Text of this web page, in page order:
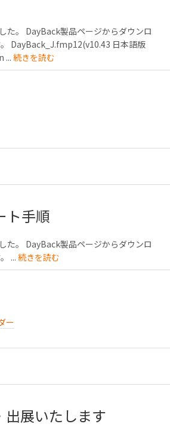
た。 DayBack製品ページからダウンロ
DayBack_J.fmp12(v10.43 日本語版
... 続きを読む
ト手順
た。 DayBack製品ページからダウンロ
... 続きを読む
ー
出展いたします